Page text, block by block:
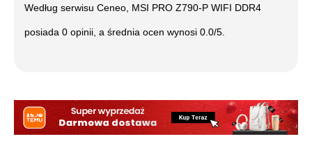
Według serwisu Ceneo, MSI PRO Z790-P WIFI DDR4
posiada 0 opinii, a średnia ocen wynosi 0.0/5.